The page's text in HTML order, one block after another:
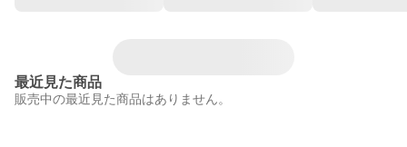
最近見た商品
販売中の最近見た商品はありません。